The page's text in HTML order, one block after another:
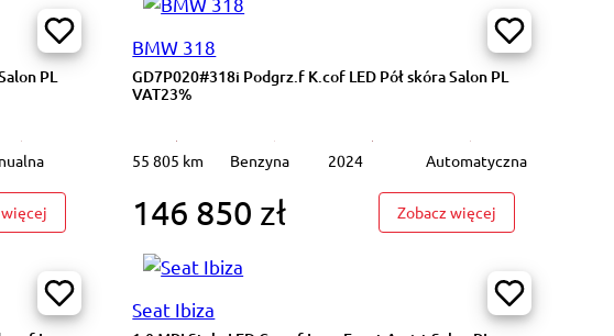
Salon PL VAT23%
PL
: NO367CR#2.3 EcoBoost ST X Pakiet zimowy Salon PL VAT23%
BMW 318
GD7P020#318i Podgrz.f K.cof LED Pół skóra Salon PL
VAT23%
55 805 km Benzyna 2024 Automatyczna
146 850 zł Zobacz więcej
Seat Ibiza